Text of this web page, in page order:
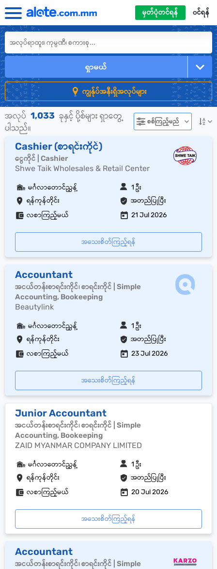
မှတ်ပုံတင်ရန် ၀င်ရန်
ရှာမယ်
ကျွန်ုပ်အနီးရှိအလုပ်များ
အလုပ် 1,033 ခုနှင့် ပို့စ်များ ရှာတွေ့
ပါသည်။
စစ်ကြည့်မည်
Cashier (စာရင်းကိုင်)
ငွေကိုင် | Cashier
Shwe Taik Wholesales & Retail Center
ရန်ကုန်တိုင်း အတည်ပြုပြီး
မင်္ဂလာတောင်ညွှန့် 1 ဦး
လစာကြည့်မယ် 21 Jul 2026
အသေးစိတ်ကြည့်ရန်
Accountant
အငယ်တန်းစာရင်းကိုင်၊ စာရင်းကိုင် | Simple
Accounting, Bookeeping
Beautylink
ရန်ကုန်တိုင်း အတည်ပြုပြီး
မင်္ဂလာတောင်ညွှန့် 1 ဦး
လစာကြည့်မယ် 23 Jul 2026
အသေးစိတ်ကြည့်ရန်
Junior Accountant
အငယ်တန်းစာရင်းကိုင်၊ စာရင်းကိုင် | Simple
Accounting, Bookeeping
ZAID MYANMAR COMPANY LIMITED
ရန်ကုန်တိုင်း အတည်ပြုပြီး
မင်္ဂလာတောင်ညွှန့် 1 ဦး
လစာကြည့်မယ် 20 Jul 2026
အသေးစိတ်ကြည့်ရန်
Accountant
အငယ်တန်းစာရင်းကိုင်၊ စာရင်းကိုင် | Simple